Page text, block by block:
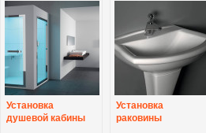
Установка
душевой кабины
Установка
раковины